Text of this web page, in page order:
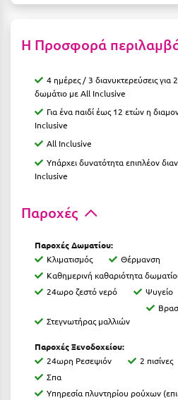
Καστοριά
Κερατέα
Κέρκυρα
Κεφαλονιά
Κοζάνη
Κομοτηνή
Κόνιτσα
Κόρινθος
Κουρούτα Ηλείας
Κουφονήσια
Κρήτη
Η Προσφορά
4 ημέρες / 3 διανυκτερεύσεις για
δωμάτιο με All Inclusive
Για ένα παιδί έως 12 ετών η
Inclusive
All Inclusive
Υπάρχει δυνατότητα επιπλέον
Inclusive
Παροχές
ΠαροχέςΔωματίου:
Κλιματισμός
Θέρμανση
Καθημερινή καθαριότητα
24ωρο ζεστό νερό
Ψυγείο
Στεγνωτήρας μαλλιών
Παροχές Ξενοδοχείου:
24ωρη Ρεσεψιόν
2 πισίνες
Σπα
Υπηρεσία πλυντηρίου ρούχων